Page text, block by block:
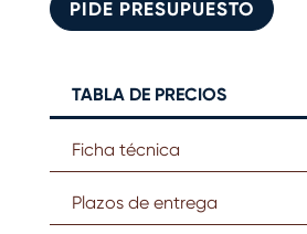
maíz
-
cantidad
PIDE PRESUPUESTO
TABLA DE PRECIOS
Ficha técnica
Plazos de entrega